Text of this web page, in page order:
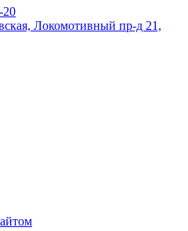
20
Локомотивный пр-д 21,